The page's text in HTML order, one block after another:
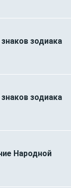
зодиака
зодиака
Народной